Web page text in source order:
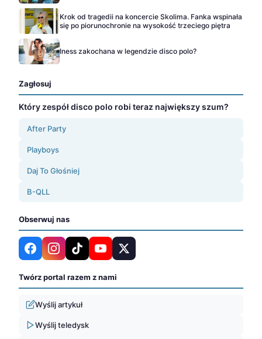
Krok od tragedii na koncercie Skolima. Fanka wspinała
się po piorunochronie na wysokość trzeciego piętra
Iness zakochana w legendzie disco polo?
Zagłosuj
Który zespół disco polo robi teraz największy szum?
After Party
Playboys
Daj To Głośniej
B-QLL
Obserwuj nas
Twórz portal razem z nami
Wyślij artykuł
Wyślij teledysk